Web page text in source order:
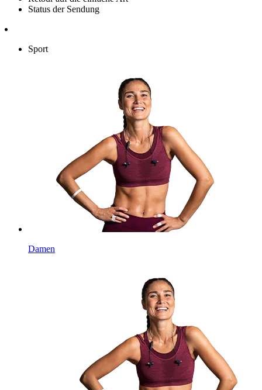
Status der Sendung
Sport
Damen